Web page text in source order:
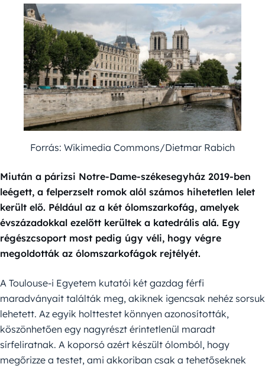
Forrás: Wikimedia Commons/Dietmar Rabich
Miután a párizsi Notre-Dame-székesegyház 2019-ben
leégett, a felperzselt romok alól számos hihetetlen lelet
került elő. Például az a két ólomszarkofág, amelyek
évszázadokkal ezelőtt kerültek a katedrális alá. Egy
régészcsoport most pedig úgy véli, hogy végre
megoldották az ólomszarkofágok rejtélyét.
A Toulouse-i Egyetem kutatói két gazdag férfi
maradványait találták meg, akiknek igencsak nehéz sorsuk
lehetett. Az egyik holttestet könnyen azonosították,
köszönhetően egy nagyrészt érintetlenül maradt
sírfeliratnak. A koporsó azért készült ólomból, hogy
megőrizze a testet, ami akkoriban csak a tehetőseknek